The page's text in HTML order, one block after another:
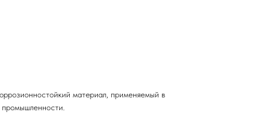
материал, применяемый в